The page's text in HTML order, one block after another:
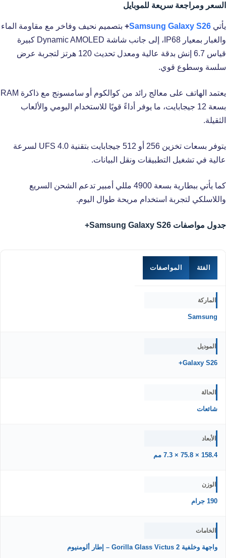
السعر ومراجعة سريعة للموبايل
يأتي Samsung Galaxy S26
+ بتصميم نحيف وفاخر مع مقاومة الماء
والغبار بمعيار IP68، إلى جانب شاشة Dynamic AMOLED كبيرة
قياس 6.7 إنش بدقة عالية ومعدل تحديث 120 هرتز لتجربة عرض
سلسة وسطوع قوي.
يعتمد الهاتف على معالج رائد من كوالكوم أو سامسونج مع ذاكرة RAM
بسعة 12 جيجابايت، ما يوفر أداءً قويًا للاستخدام اليومي والألعاب
الثقيلة.
يتوفر بسعات تخزين 256 أو 512 جيجابايت بتقنية UFS 4.0 لسرعة
عالية في تشغيل التطبيقات ونقل البيانات.
كما يأتي ببطارية بسعة 4900 مللي أمبير تدعم الشحن السريع
واللاسلكي لتجربة استخدام مريحة طوال اليوم.
جدول مواصفات Samsung Galaxy S26+
الفئة المواصفات
الماركة
Samsung
الموديل
Galaxy S26+
الحالة
شائعات
الأبعاد
158.4 × 75.8 × 7.3 مم
الوزن
190 جرام
الخامات
واجهة وخلفية Gorilla Glass Victus 2 – إطار ألومنيوم